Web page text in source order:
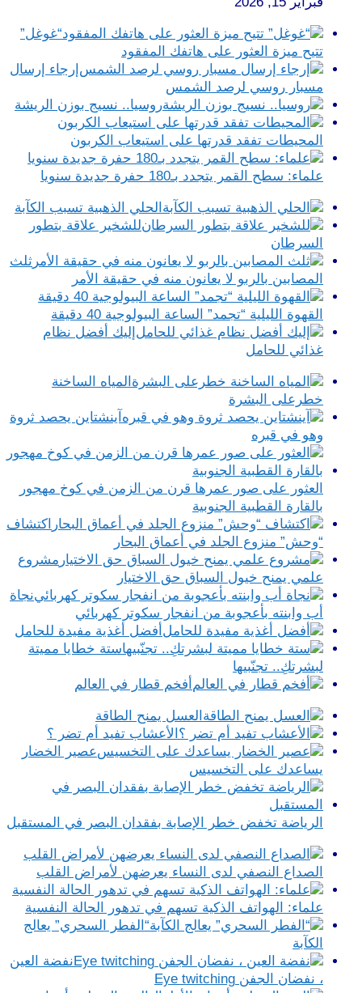
“غوغل”
تتيح ميزة العثور على هاتفك المفقود
إرجاء إرسال
مسبار روسي لرصد الشمس
روسيا.. نسيج بوزن الريشة
المحيطات تفقد قدرتها على استيعاب الكربون
علماء: سطح القمر يتجدد بـ180 حفرة جديدة سنويا
الحلي الذهبية تسبب الكآبة
للشخير علاقة بتطور
السرطان
ثلث
المصابين بالربو لا يعانون منه في حقيقة الأمر
القهوة الليلية “تجمد” الساعة البيولوجية 40 دقيقة
إليك أفضل نظام
غذائي للحامل
المياه الساخنة
خطرعلى البشرة
آينشتاين يحصد ثروة
وهو في قبره
العثور على صور عمرها قرن من الزمن في كوخ مهجور
بالقارة القطبية الجنوبية
اكتشاف
“وحش” منزوع الجلد في أعماق البحار
مشروع
علمي يمنح خيول السباق حق الاختيار
نجاة
أب وابنته بأعجوبة من انفجار سكوتر كهربائي
أفضل أغذية مفيدة للحامل
ستة خطايا مميتة
لبشرتكِ.. تجنّبيها
أفخم قطار في العالم
العسل يمنح الطاقة
الأعشاب تفيد أم تضر ؟
عصير الخضار
يساعدك على التخسيس
الرياضة تخفض خطر الإصابة بفقدان البصر في المستقبل
الصداع النصفي لدى النساء يعرضهن لأمراض القلب
علماء: الهواتف الذكية تسهم في تدهور الحالة النفسية
“الفطر السحري” يعالج
الكآبة
نفضة العين
، نفضان الجفن Eye twitching